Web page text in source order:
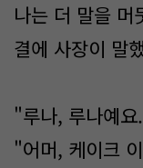
나는 더 말을 머
결에 사장이 말
"루나, 루나예
"어머, 케이크